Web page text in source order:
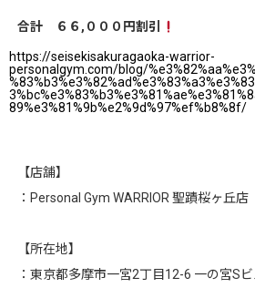
合計 ６６,０００円割引
https://seisekisakuragaoka-warrior-
personalgym.com/blog/
89%e3%81%9b%e2%9d%97%ef%b8%8f/
【店舗】
：Personal Gym WARRIOR 聖蹟桜ヶ丘店
【所在地】
：東京都多摩市一宮2丁目12-6 一の宮Sビ